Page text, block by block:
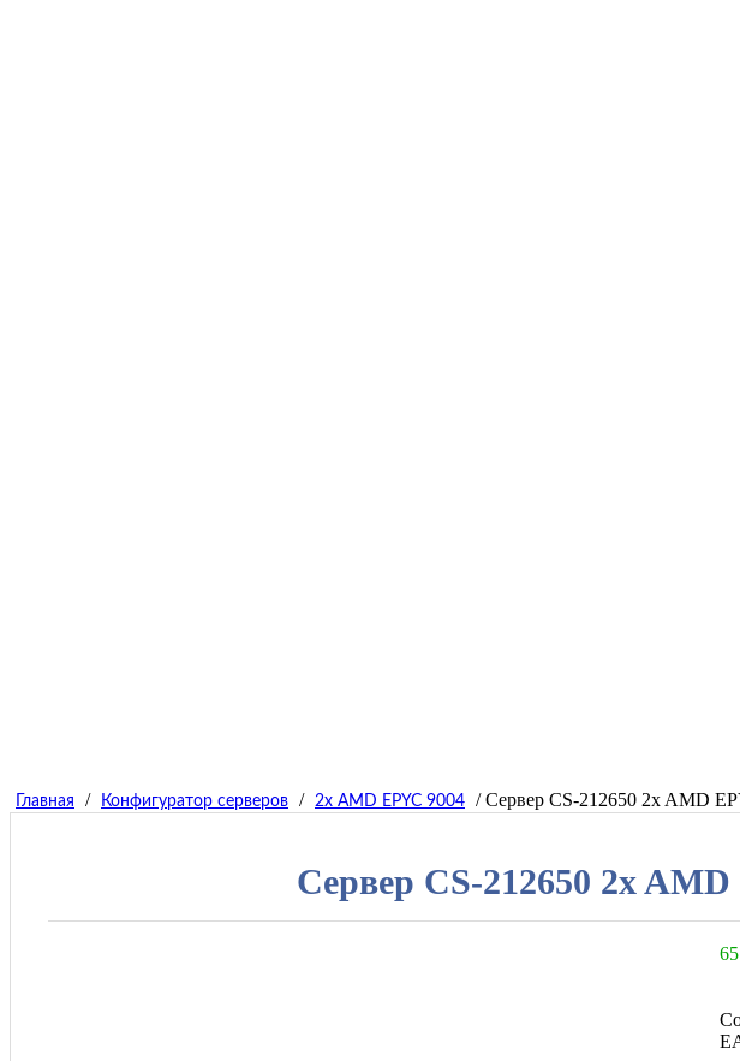
Главная / Конфигуратор серверов / 2x AMD EPYC 9004 / Сервер СS-212650 2x AMD
Сервер СS-212650 2x